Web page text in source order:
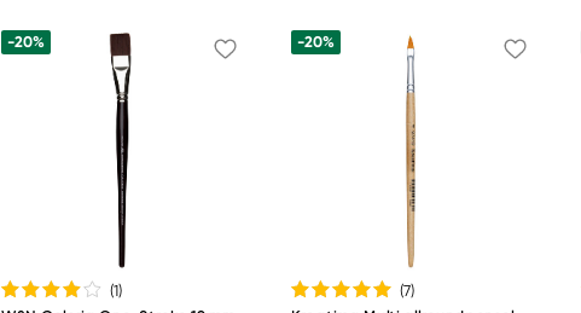
-20%
(1)
-20%
(7)